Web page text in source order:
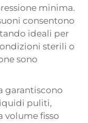
minima.
consentono
ideali per
sterili o
sono
garantiscono
puliti,
volume fisso